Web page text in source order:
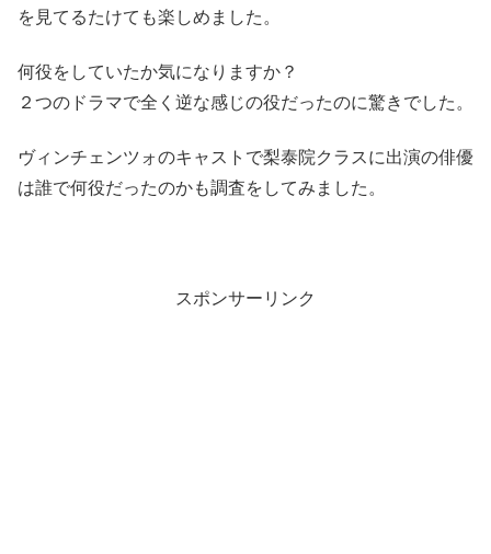
を見てるたけても楽しめました。
何役をしていたか気になりますか？
２つのドラマで全く逆な感じの役だったのに驚きでした。
ヴィンチェンツォのキャストで梨泰院クラスに出演の俳優
は誰で何役だったのかも調査をしてみました。
スポンサーリンク